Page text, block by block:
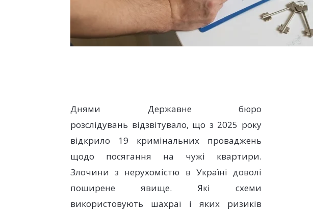
Днями Державне бюро
розслідувань відзвітувало, що з 2025 року
відкрило 19 кримінальних проваджень
щодо посягання на чужі квартири.
Злочини з нерухомістю в Україні доволі
поширене явище. Які схеми
використовують шахраї і яких ризиків